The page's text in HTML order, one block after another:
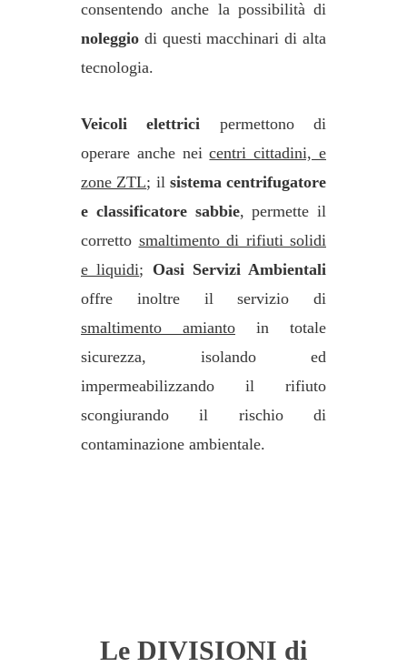
consentendo anche la possibilità di
noleggio di questi macchinari di alta
tecnologia.
Veicoli elettrici permettono di
operare anche neicentri cittadini, e
zone ZTL; il sistema centrifugatore
e classificatore sabbie, permette il
corretto smaltimento di rifiuti solidi
e liquidi; Oasi Servizi Ambientali
offre inoltre il servizio di
smaltimento amianto in totale
sicurezza, isolando ed
impermeabilizzando il rifiuto
scongiurando il rischio di
contaminazione ambientale.
Le DIVISIONI di